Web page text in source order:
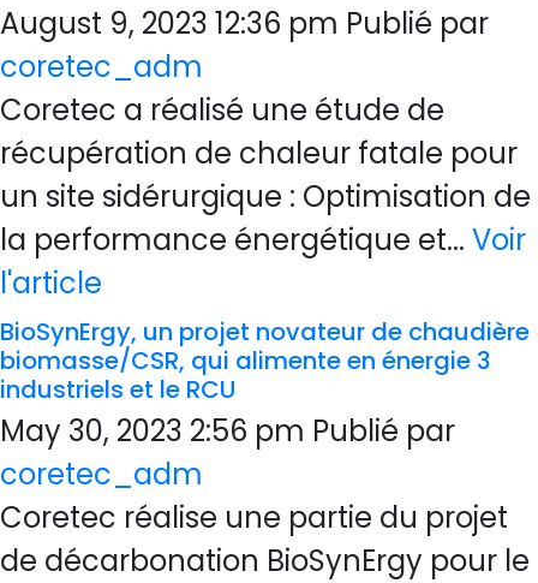
August 9, 2023 12:36 pm Publié par
coretec_adm
Coretec a réalisé une étude de
récupération de chaleur fatale pour
un site sidérurgique : Optimisation de
la performance énergétique et... Voir
l'article
BioSynErgy, un projet novateur de chaudière
biomasse/CSR, qui alimente en énergie 3
industriels et le RCU
May 30, 2023 2:56 pm Publié par
coretec_adm
Coretec réalise une partie du projet
de décarbonation BioSynErgy pour le